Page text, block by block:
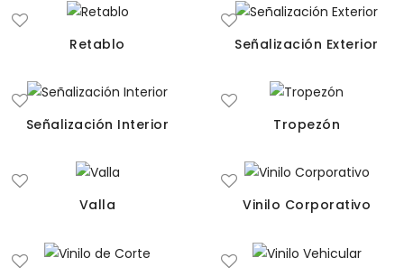
Retablo Señalización Exterior
Señalización Interior Tropezón
Valla Vinilo Corporativo